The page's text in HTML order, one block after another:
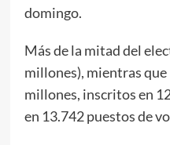
domingo.
Más de la mitad del
millones), mientras
millones, inscritos en
en 13.742 puestos de